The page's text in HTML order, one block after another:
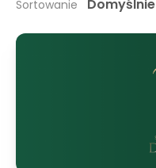
Sortowanie Domyślnie